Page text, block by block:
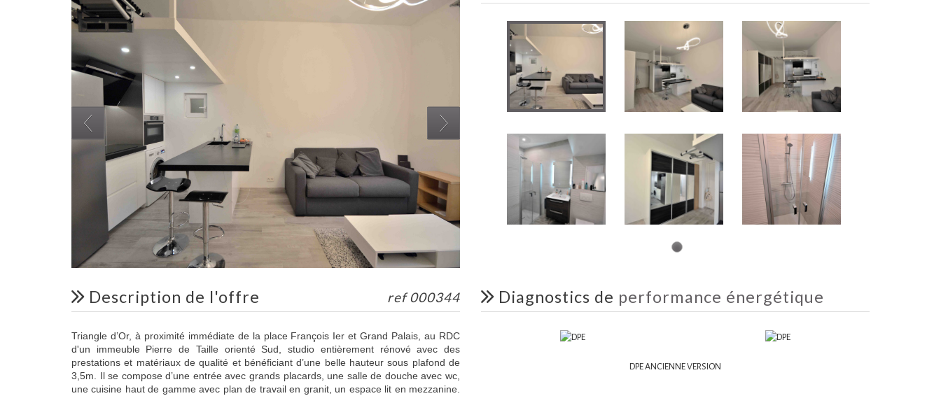
description de l'offre ref 000344
Triangle d’Or, à proximité immédiate de la place François Ier et Grand Palais, au RDC
d'un immeuble Pierre de Taille orienté Sud, studio entièrement rénové avec des
prestations et matériaux de qualité et bénéficiant d’une belle hauteur sous plafond de
3,5m. Il se compose d’une entrée avec grands placards, une salle de douche avec wc,
une cuisine haut de gamme avec plan de travail en granit, un espace lit en mezzanine.
diagnostics de performance énergétique
DPE ANCIENNE VERSION